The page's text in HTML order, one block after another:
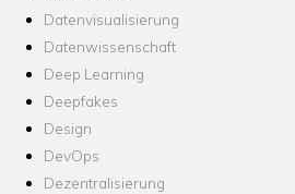
Datenvisualisierung
Datenwissenschaft
Deep Learning
Deepfakes
Design
DevOps
Dezentralisierung